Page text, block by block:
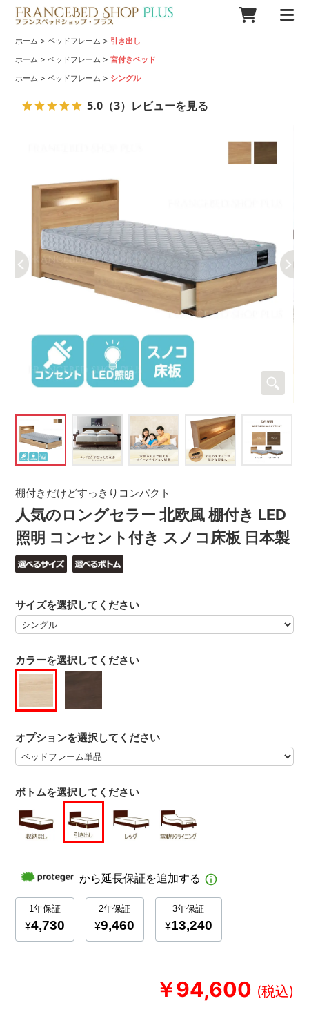
ホーム >ベッドフレーム > 引き出し
ホーム >ベッドフレーム >宮付きベッド
ホーム >ベッドフレーム > シングル
人気のロングセラー 北欧風 棚付き LED
照明 コンセント付き スノコ床板 日本製
棚付きだけどすっきりコンパクト
￥94,600
カラーを選択してください
サイズを選択してください
オプションを選択してください
ボトムを選択してください
5.0 （3） レビューを見る